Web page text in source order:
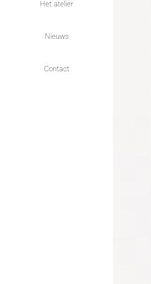
Het atelier
Nieuws
Contact